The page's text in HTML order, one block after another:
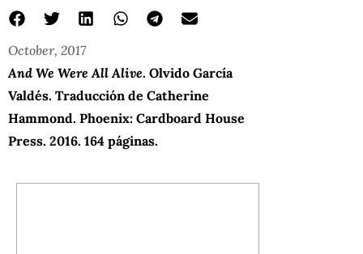
October, 2017
And We Were All Alive. Olvido García
Valdés. Traducción de Catherine
Hammond. Phoenix: Cardboard House
Press. 2016. 164 páginas.